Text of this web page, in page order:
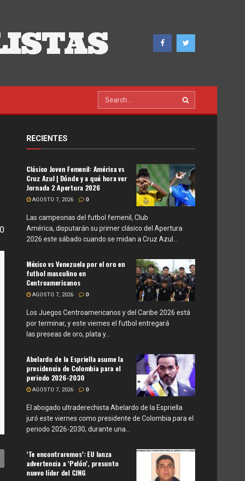
0
RECIENTES
Clásico Joven Femenil: América vs
Cruz Azul | Dónde y a qué hora ver
Jornada 2 Apertura 2026
AGOSTO 7, 2026 0
Las campeonas del futbol femenil, Club
América, disputarán su primer clásico del Apertura
2026 este sábado cuando se midan a Cruz Azul...
México vs Venezuela por el oro en
futbol masculino en
Centroamericanos
AGOSTO 7, 2026 0
Los Juegos Centroamericanos y del Caribe 2026 está
por terminar, y este viernes el futbol entregará
las preseas de oro, plata y...
Abelardo de la Espriella asume la
presidencia de Colombia para el
periodo 2026-2030
AGOSTO 7, 2026 0
El abogado ultraderechista Abelardo de la Espriella
juró este viernes como presidente de Colombia para el
periodo 2026-2030, durante una...
‘Te encontraremos’: EU lanza
advertencia a ‘Pelón’, presunto
nuevo líder del CJNG